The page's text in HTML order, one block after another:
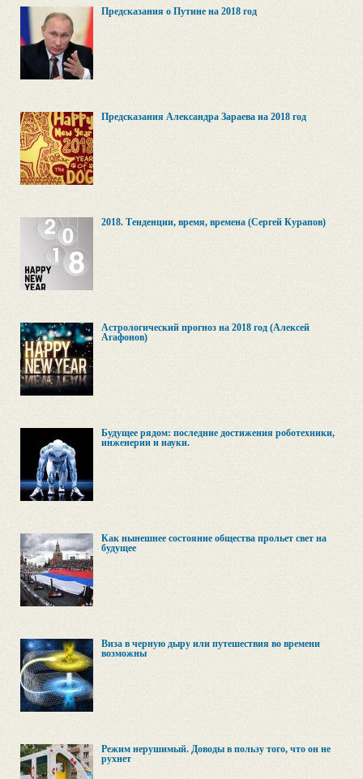
Предсказания о Путине на 2018 год
Предсказания Александра Зараева на 2018 год
2018. Тенденции, время, времена (Сергей Курапов)
Астрологический прогноз на 2018 год (Алексей
Агафонов)
Будущее рядом: последние достижения роботехники,
инженерии и науки.
Как нынешнее состояние общества прольет свет на
будущее
Виза в черную дыру или путешествия во времени
возможны
Режим нерушимый. Доводы в пользу того, что он не
рухнет